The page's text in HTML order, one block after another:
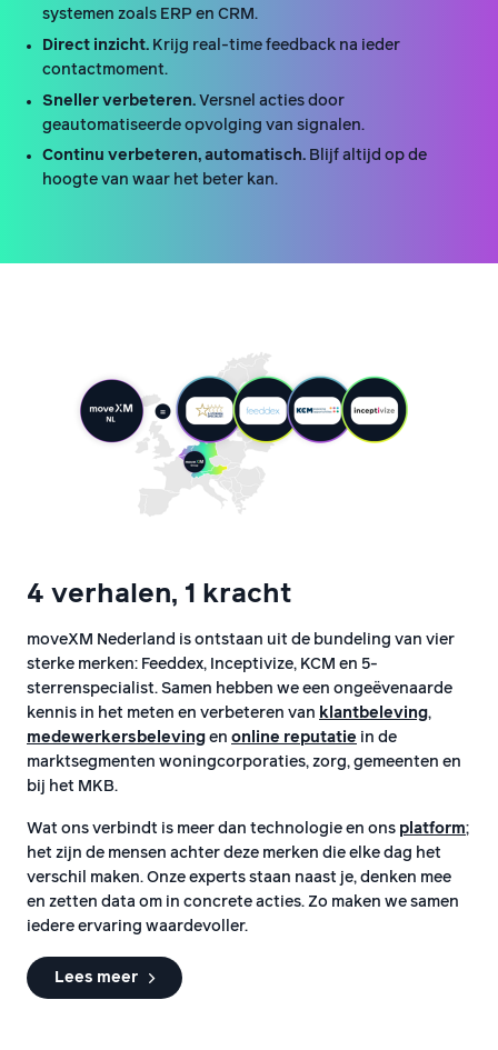
systemen zoals ERP en CRM.
Direct inzicht. Krijg real-time feedback na ieder
contactmoment.
Sneller verbeteren. Versnel acties door
geautomatiseerde opvolging van signalen.
Continu verbeteren, automatisch. Blijf altijd op de
hoogte van waar het beter kan.
4 verhalen, 1 kracht
moveXM Nederland is ontstaan uit de bundeling van vier
sterke merken: Feeddex, Inceptivize, KCM en 5-
sterrenspecialist. Samen hebben we een ongeëvenaarde
kennis in het meten en verbeteren van klantbeleving,
medewerkersbeleving en online reputatie in de
marktsegmenten woningcorporaties, zorg, gemeenten en
bij het MKB.
Wat ons verbindt is meer dan technologie en ons platform;
het zijn de mensen achter deze merken die elke dag het
verschil maken. Onze experts staan naast je, denken mee
en zetten data om in concrete acties. Zo maken we samen
iedere ervaring waardevoller.
Lees meer